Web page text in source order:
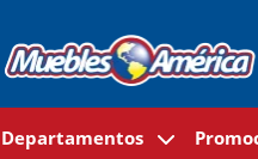
Departamentos